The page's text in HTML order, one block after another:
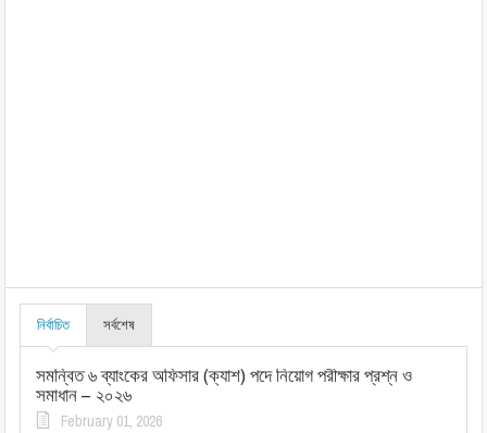
নির্বাচিত সর্বশেষ
সমন্বিত ৬ ব্যাংকের অফিসার (ক্যাশ) পদে নিয়োগ পরীক্ষার প্রশ্ন ও
সমাধান – ২০২৬
February 01, 2026